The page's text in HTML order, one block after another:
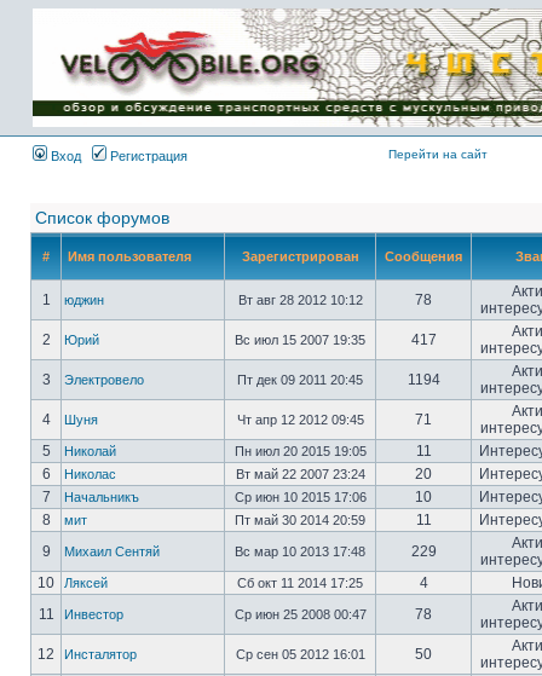
Имя пользователя:
Пароль:
{ LOG_ME_IN_SHORT
}
Вход
Регистрация Перейти на сайт
Список форумов
# Имя пользователя Зарегистрирован Сообщения
1 юджин Вт авг 28 2012 10:12 78
2
Юрий Вс июл 15 2007 19:35 417
3
Электровело Пт дек 09 2011 20:45 1194
4
Шуня Чт апр 12 2012 09:45 71
5
Николай Пн июл 20 2015 19:05 11
6
Николас Вт май 22 2007 23:24 20
7
Начальникъ Ср июн 10 2015 17:06 10
8
мит Пт май 30 2014 20:59 11
9
Михаил Сентяй Вс мар 10 2013 17:48 229
10
Ляксей Сб окт 11 2014 17:25 4
11
Инвестор Ср июн 25 2008 00:47 78
12
Инсталятор Ср сен 05 2012 16:01 50